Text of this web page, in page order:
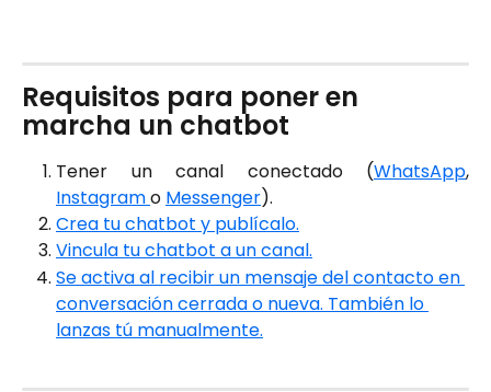
Requisitos para poner en
marcha un chatbot
Tener un canal conectado (WhatsApp,
Instagramo Messenger).
Crea tu chatbot y publícalo.
Vincula tu chatbot a un canal.
Se activa al recibir un mensaje del contacto en
conversación cerrada o nueva. También lo
lanzas tú manualmente.